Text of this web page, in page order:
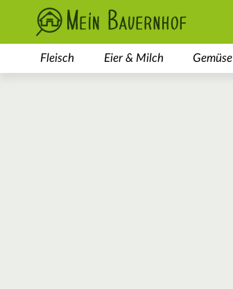
Fleisch Eier & Milch Gemüse